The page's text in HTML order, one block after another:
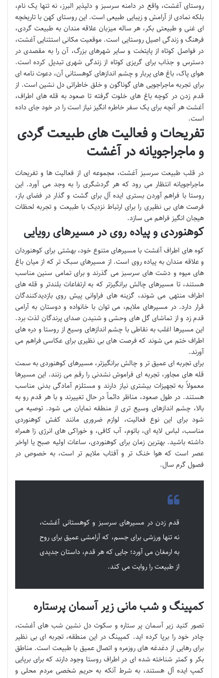
روستای آغشت، واقع در دامنه سرسبز و دلپذیر البرز، نه تنها یک نام،
بلکه نمادی از آرامش و زیبایی طبیعی است. این روستای کهن با تاریخچه
ای غنی و طبیعتی بکر، هر ساله میزبان علاقه مندان به طبیعت گردی،
فرهنگ و زندگی اصیل روستایی است. موقعیت مکانی استثنایی آغشت،
در فواصل کوتاه از پایتخت و سایر شهرهای بزرگ، آن را به مقصدی در
دسترس و جذاب برای گریزی کوتاه از زندگی شهری تبدیل کرده است.
هوای پاک، باغ های پربار و چشم اندازهای کوهستانی آن، دعوت نامه ای
برای تجربه ماجراجویی های گوناگون و خلق خاطراتی دل نشین است. از
قدم زدن در کوچه باغ های خلوت گرفته تا صعود به قله های اطراف،
آغشت هر آنچه برای یک سفر خاطره انگیز نیاز است را در خود جای داده
است.
تفریحات و فعالیت های طبیعت گردی
و ماجراجویانه در آغشت
در قلب طبیعت سرسبز آغشت، مجموعه ای از فعالیت ها و تفریحات
ماجراجویانه انتظار می رود که هر گردشگری را به وجد می آورد. این
روستا با فراهم آوردن بستری ایده آل برای گشت و گذار در فضای باز،
فرصت های بی نظیری را برای ارتباط نزدیک با طبیعت و تجربه لحظات
هیجان انگیز فراهم می سازد.
کوهنوردی و پیاده روی در مسیرهای رویایی
کوه های اطراف آغشت با مسیرهای متنوع خود، بهشتی برای کوهنوردان
و علاقه مندان به پیاده روی است. از مسیرهای سبک تر که از میان باغ
های میوه و دشت های سرسبز می گذرند و برای تمامی سنین مناسب
هستند، تا مسیرهای چالش برانگیزتر که به ارتفاعات بلندتر و قله های
اطراف منتهی می شوند، گزینه های فراوانی پیش روی بازدیدکنندگان
قرار دارد. در مسیرهای ملایم، می توان با خانواده و دوستان به آرامی
قدم زد و از تماشای گل های وحشی و شنیدن صدای پرندگان لذت برد.
این مسیرها اغلب به نقاطی با چشم اندازهای وسیع از روستا و دره های
اطراف ختم می شوند که فرصت های بی نظیری برای عکاسی فراهم می
آورند.
برای تجربه ای عمیق تر و چالش برانگیزتر، مسیرهای کوهنوردی به سمت
قله های مجاور، تجربه ای فراموش نشدنی را رقم می زنند. این مسیرها
معمولاً به تجهیزات بیشتری نیاز دارند و مستلزم آمادگی بدنی مناسب
هستند. در طول صعود، مناظر دائماً در حال تغییرند و با هر قدم رو به
بالا، چشم اندازهای وسیع تری از منطقه نمایان می شود. توصیه می
شود برای این نوع فعالیت، لوازم ضروری مانند کفش کوهنوردی
مناسب، لباس لایه ای، باتوم، آب کافی، و خوراکی های انرژی زا همراه
داشته باشید. بهترین زمان برای کوهنوردی، ساعات اولیه صبح یا اواخر
عصر است که هوا خنک تر و آفتاب ملایم تر است، به خصوص در
فصول گرم سال.
قدم زدن در مسیرهای سرسبز و کوهستانی آغشت،
نه تنها ورزشی برای جسم، که آرامشی عمیق برای روح
به ارمغان می آورد؛ جایی که هر قدم، داستان جدیدی
از طبیعت را روایت می کند.
کمپینگ و شب مانی زیر آسمان پرستاره
تصور کنید زیر آسمان پر ستاره و سکوت دل نشین شب های آغشت،
چادر خود را برپا کرده اید. کمپینگ در این منطقه، تجربه ای بی نظیر
برای رهایی از دغدغه های روزمره و اتصال عمیق با طبیعت است. مناطق
بکر و کمتر شناخته شده ای در اطراف روستا وجود دارند که برای برپایی
کمپ ایده آل هستند، به شرط آنکه به حریم شخصی مردم محلی و